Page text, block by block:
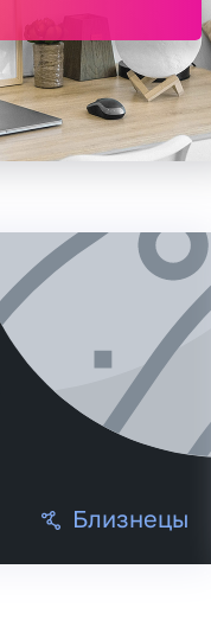
Близнецы